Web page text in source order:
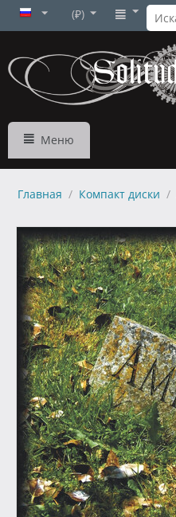
(₽)
Меню
Главная / Компакт диски /